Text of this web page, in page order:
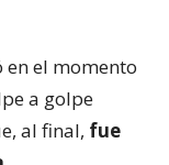
el momento
a golpe
al final, fue